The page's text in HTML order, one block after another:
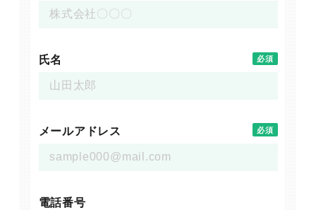
氏名 必須
メールアドレス 必須
電話番号